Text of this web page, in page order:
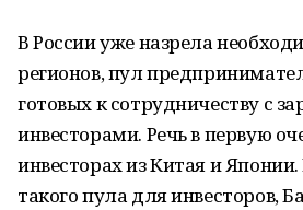
В России уже назрела
регионов, пул
готовых к сотрудничеству с
инвесторами. Речь в первую
инвесторах из Китая и
такого пула для инвесторов,